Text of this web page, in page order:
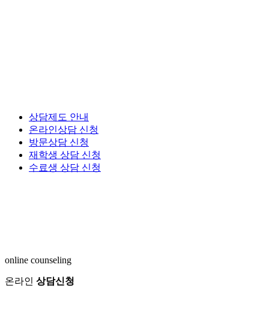
상담제도 안내
온라인상담 신청
방문상담 신청
재학생 상담 신청
수료생 상담 신청
online counseling
온라인 상담신청